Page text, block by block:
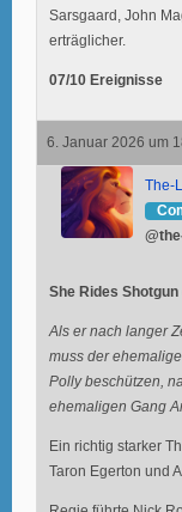
Sarsgaard, John
erträglicher.
07/10 Ereignisse
6. Januar 2026 um
The-
She Rides
Als er nach langer
muss der
Polly beschützen,
ehemaligen Gang
Ein richtig starker
Taron Egerton und